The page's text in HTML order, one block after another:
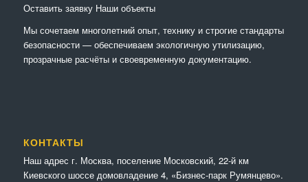
Оставить заявку Наши объекты
Мы сочетaем многолетний опыт, технику и строгие стандарты
безопасности — обеспечиваем экологичную утилизацию,
прозрачные расчёты и своевременную документацию.
КОНТАКТЫ
Наш адрес г. Москва, поселение Московский, 22-й км
Киевского шоссе домовладение 4, «Бизнес-парк Румянцево».